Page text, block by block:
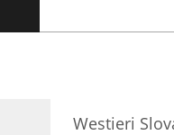
Westieri